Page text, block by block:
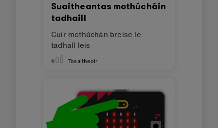
Suaitheantas mothúcháin
tadhaill
Cuir mothúchán breise le
tadhall leis
Tosaitheoir